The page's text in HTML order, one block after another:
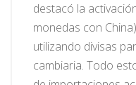
destacó la
monedas con
utilizando divisas
cambiaria. Todo